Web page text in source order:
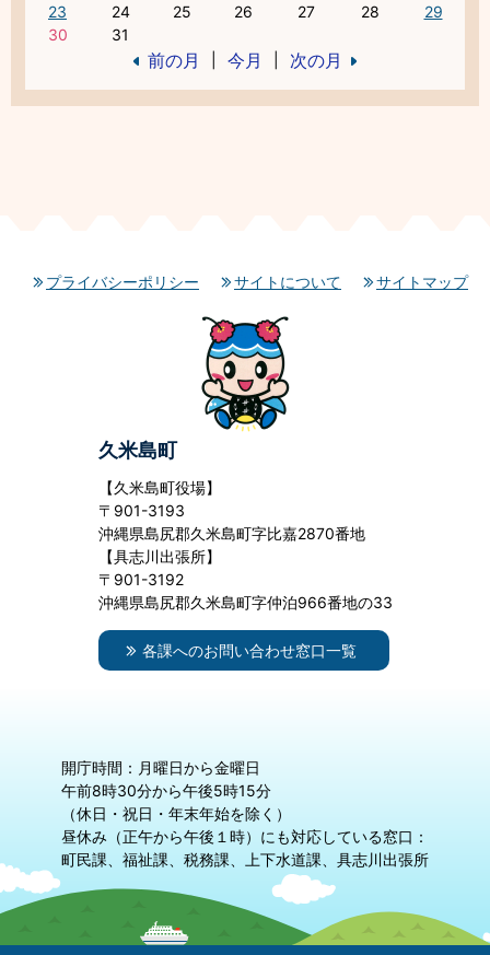
23
24 25 26 27 28
29
30
31
前の月 今月 次の月
プライバシーポリシー サイトについて サイトマップ
久米島町
【久米島町役場】
〒901-3193
沖縄県島尻郡久米島町字比嘉2870番地
【具志川出張所】
〒901-3192
沖縄県島尻郡久米島町字仲泊966番地の33
各課へのお問い合わせ窓口一覧
開庁時間：月曜日から金曜日
午前8時30分から午後5時15分
（休日・祝日・年末年始を除く）
昼休み（正午から午後１時）にも対応している窓口：
町民課、福祉課、税務課、上下水道課、具志川出張所